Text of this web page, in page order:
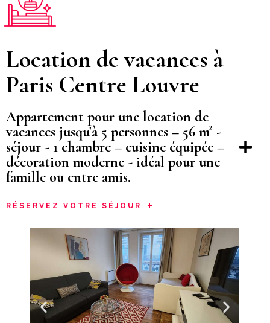
Location de vacances à
Paris Centre Louvre
Appartement pour une location de
vacances jusqu'à 5 personnes – 56 m² -
séjour - 1 chambre – cuisine équipée –
décoration moderne - idéal pour une
famille ou entre amis.
RÉSERVEZ VOTRE SÉJOUR